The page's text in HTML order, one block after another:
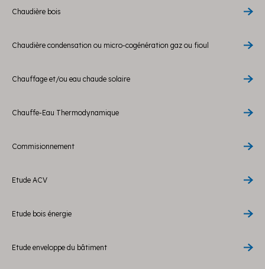
Chaudière bois
Chaudière condensation ou micro-cogénération gaz ou fioul
Chauffage et/ou eau chaude solaire
Chauffe-Eau Thermodynamique
Commisionnement
Etude ACV
Etude bois énergie
Etude enveloppe du bâtiment